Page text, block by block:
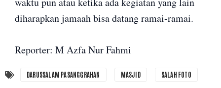
diharapkan jamaah bisa datang ramai-ramai.
Reporter: M Azfa Nur Fahmi
DARUSSALAM PASANGGRAHAN MASJID SALAH FOTO